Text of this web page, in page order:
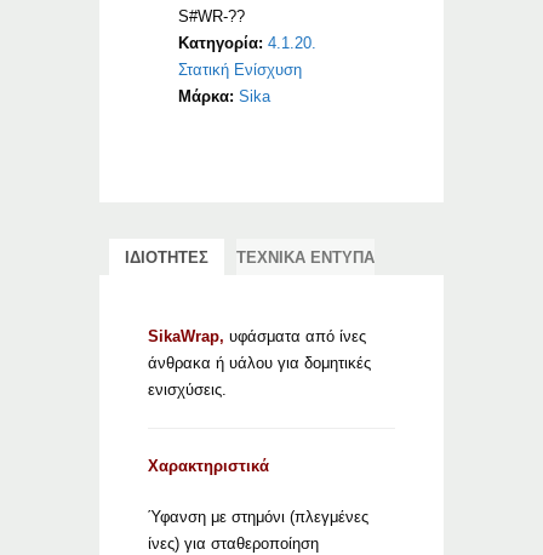
S#WR-??
Κατηγορία:4.1.20.
Στατική Ενίσχυση
Μάρκα:Sika
ΙΔΙΟΤΗΤΕΣ ΤΕΧΝΙΚΑ ΕΝΤΥΠΑ
SikaWrap, υφάσματα από ίνες
άνθρακα ή υάλου για δομητικές
ενισχύσεις.
Χαρακτηριστικά
Ύφανση με στημόνι (πλεγμένες
ίνες) για σταθεροποίηση